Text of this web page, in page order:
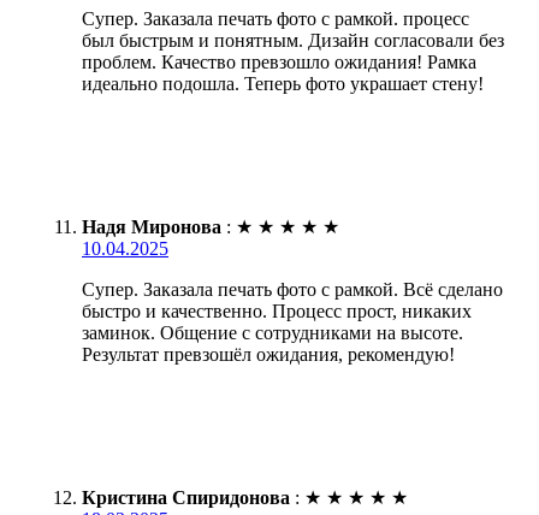
Супер. Заказала печать фото с рамкой. процесс
был быстрым и понятным. Дизайн согласовали без
проблем. Качество превзошло ожидания! Рамка
идеально подошла. Теперь фото украшает стену!
Надя Миронова : ★ ★ ★ ★ ★
10.04.2025
Супер. Заказала печать фото с рамкой. Всё сделано
быстро и качественно. Процесс прост, никаких
заминок. Общение с сотрудниками на высоте.
Результат превзошёл ожидания, рекомендую!
Кристина Спиридонова : ★ ★ ★ ★ ★